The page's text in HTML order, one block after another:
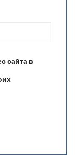
сайта в